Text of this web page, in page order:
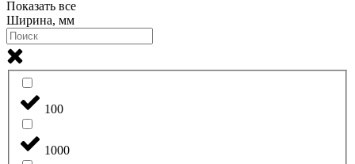
Показать все
Ширина, мм
100
1000